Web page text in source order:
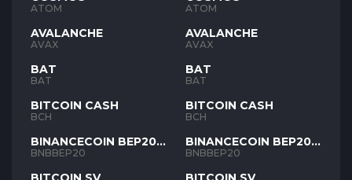
ATOM
AVALANCHE
AVAX
BAT
BAT
BITCOIN CASH
BCH
BINANCECOIN BEP20
BNB
BNBBEP20
ATOM
AVALANCHE
AVAX
BAT
BAT
BITCOIN CASH
BCH
BINANCECOIN BEP20
BNB
BNBBEP20